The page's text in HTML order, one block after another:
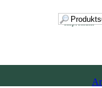
Impressum